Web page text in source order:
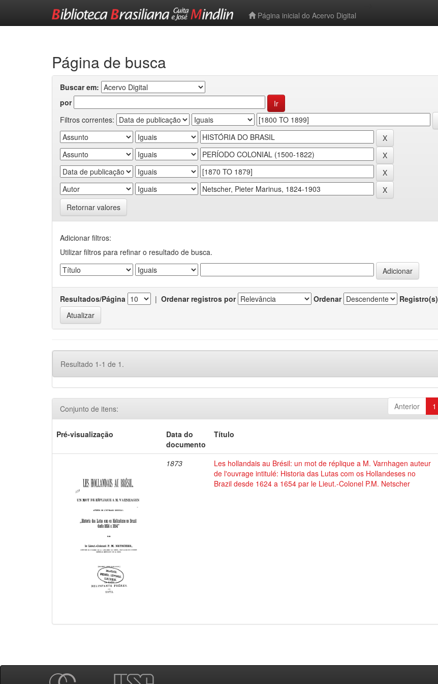
Página inicial do Acervo Digital
Página de busca
Buscar em:
por
Filtros correntes:
Retornar valores
Adicionar filtros:
Utilizar filtros para refinar o resultado de busca.
Resultados/Página | Ordenar registros por Ordenar Registro(s)
Resultado 1-1 de 1.
Anterior 1
Conjunto de itens:
Pré-visualização
Data do
documento
Título
1873
Les hollandais au Brésil: un mot de réplique a M. Varnhagen auteur
de l'ouvrage intitulé: Historia das Lutas com os Hollandeses no
Brazil desde 1624 a 1654 par le Lieut.-Colonel P.M. Netscher